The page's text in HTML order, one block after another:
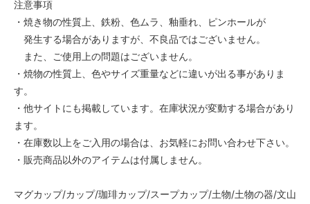
注意事項
・焼き物の性質上、鉄粉、色ムラ、釉垂れ、ピンホールが
発生する場合がありますが、不良品ではございません。
また、ご使用上の問題はございません。
・焼物の性質上、色やサイズ重量などに違いが出る事がありま
す。
・他サイトにも掲載しています。在庫状況が変動する場合があり
ます。
・在庫数以上をご入用の場合は、お気軽にお問い合わせ下さい。
・販売商品以外のアイテムは付属しません。
マグカップ/カップ/珈琲カップ/スープカップ/土物/土物の器/文山